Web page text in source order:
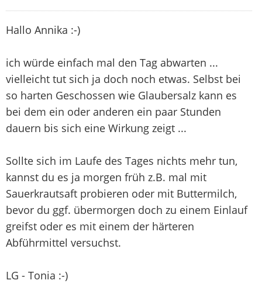
Hallo Annika :-)
ich würde einfach mal den Tag abwarten ...
vielleicht tut sich ja doch noch etwas. Selbst bei
so harten Geschossen wie Glaubersalz kann es
bei dem ein oder anderen ein paar Stunden
dauern bis sich eine Wirkung zeigt ...
Sollte sich im Laufe des Tages nichts mehr tun,
kannst du es ja morgen früh z.B. mal mit
Sauerkrautsaft probieren oder mit Buttermilch,
bevor du ggf. übermorgen doch zu einem Einlauf
greifst oder es mit einem der härteren
Abführmittel versuchst.
LG - Tonia :-)